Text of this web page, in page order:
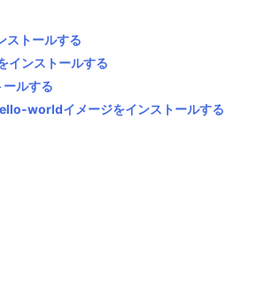
ストールする
ンストールする
ルする
worldイメージをインストールする